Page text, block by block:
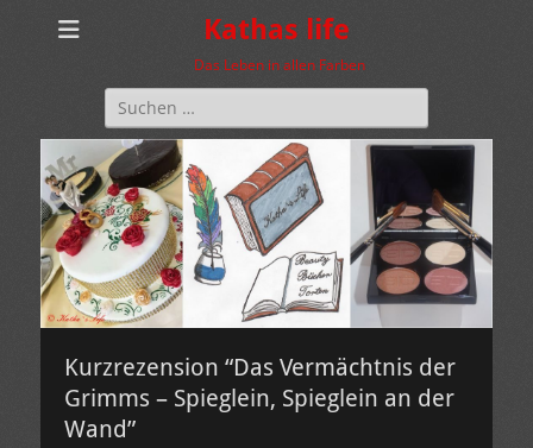
Kathas life
Das Leben in allen Farben
Suchen
nach:
Kurzrezension “Das Vermächtnis der
Grimms – Spieglein, Spieglein an der
Wand”